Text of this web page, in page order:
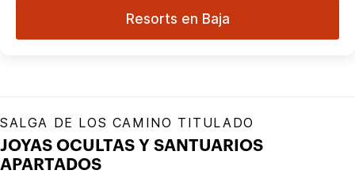
Resorts en Baja
SALGA DE LOS CAMINO TITULADO
JOYAS OCULTAS Y SANTUARIOS
APARTADOS